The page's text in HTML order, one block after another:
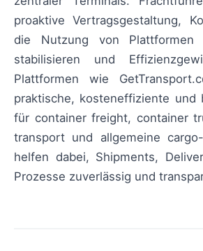
proaktive Vertragsgestaltung,
die Nutzung von Plattformen
stabilisieren und
Plattformen wie
praktische, kosteneffiziente und
für container freight, container
transport und allgemeine
helfen dabei, Shipments,
Prozesse zuverlässig und